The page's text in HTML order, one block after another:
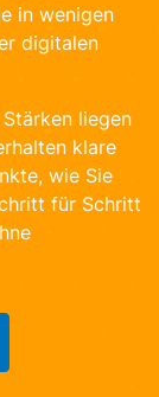
in wenigen
digitalen
liegen
klare
wie Sie
für Schritt